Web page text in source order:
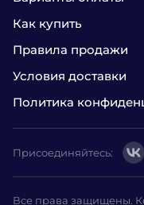
Как купить
Правила продажи
Условия доставки
Политика
Все права защищены.
Присоединяйтесь: